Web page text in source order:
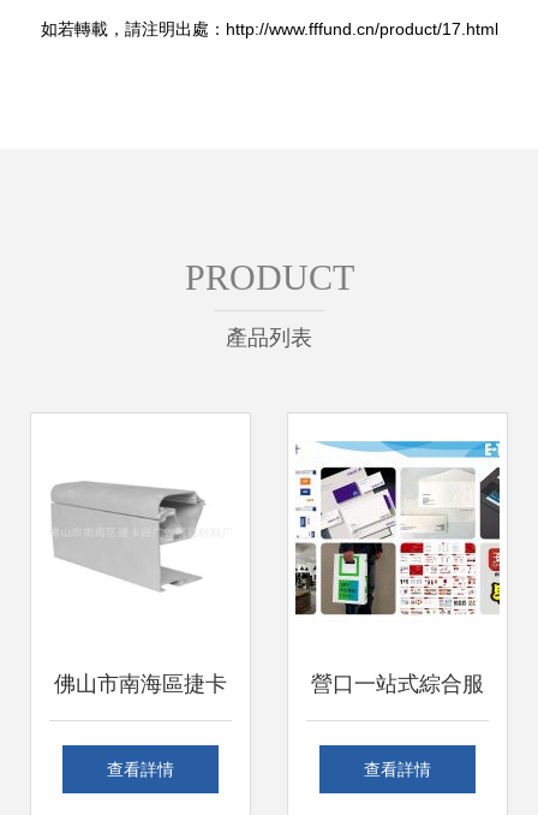
如若轉載，請注明出處：http://www.fffund.cn/product/17.html
PRODUCT
產品列表
佛山市南海區捷卡
路廣告展覽材料廠
查看詳情
營口一站式綜合服
務 連接廣告與生活
查看詳情